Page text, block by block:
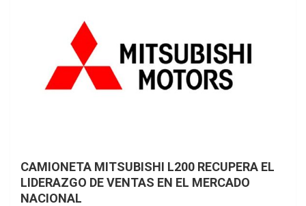
CAMIONETA MITSUBISHI L200 RECUPERA EL
LIDERAZGO DE VENTAS EN EL MERCADO
NACIONAL